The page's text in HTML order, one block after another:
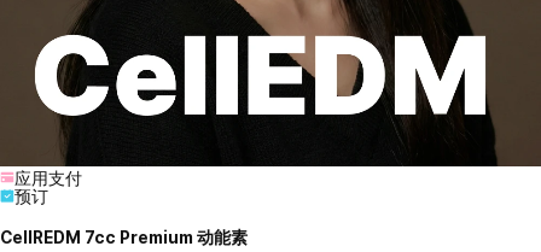
应用支付
预订
CellREDM 7cc Premium 动能素